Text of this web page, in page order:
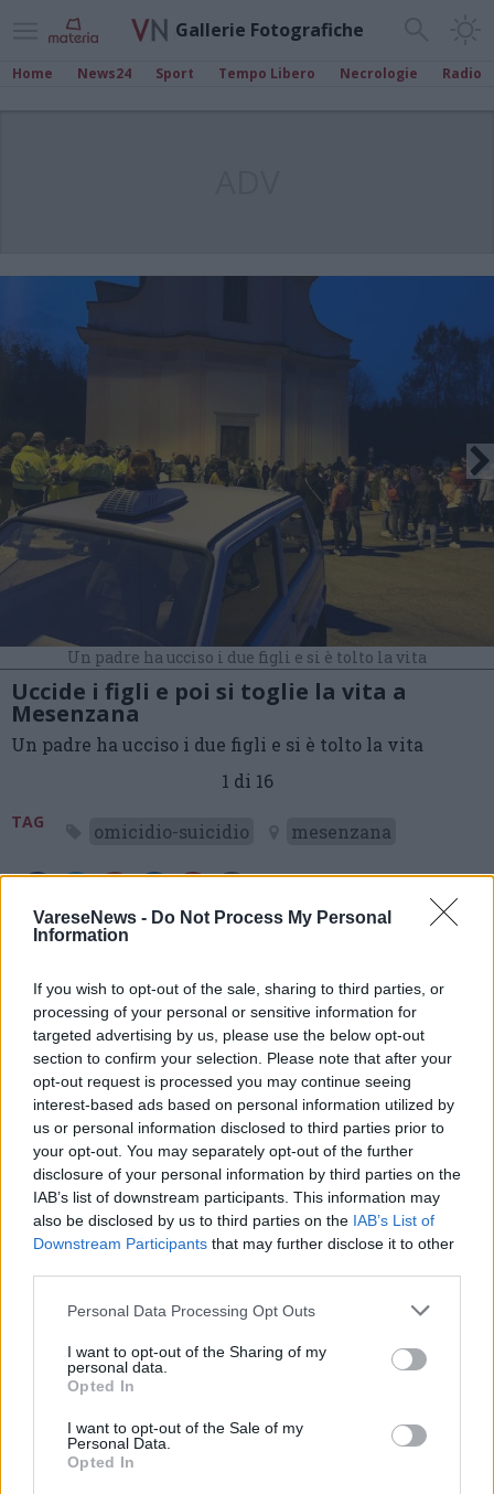
VareseNews - Do Not Process My Personal
Information
If you wish to opt-out of the sale, sharing to third parties, or
processing of your personal or sensitive information for
targeted advertising by us, please use the below opt-out
section to confirm your selection. Please note that after your
opt-out request is processed you may continue seeing
interest-based ads based on personal information utilized by
us or personal information disclosed to third parties prior to
your opt-out. You may separately opt-out of the further
disclosure of your personal information by third parties on the
IAB’s list of downstream participants. This information may
also be disclosed by us to third parties on the IAB’s List of
Downstream Participants that may further disclose it to other
Personal Data Processing Opt Outs
I want to opt-out of the Sharing of my
personal data.
Opted In
I want to opt-out of the Sale of my
Personal Data.
Opted In
Gallerie Fotografiche
Home News24 Sport Tempo Libero Necrologie Radio
Un padre ha ucciso i due figli e si è tolto la vita
Uccide i figli e poi si toglie la vita a
Mesenzana
Un padre ha ucciso i due figli e si è tolto la vita
1 di 16
TAG omicidio-suicidio mesenzana
Leggi l'articolo:
Soffriva di problemi psichiatrici e tormentava la moglie
l’uomo che ha ucciso i suoi figli a Mesenzana
Mesenzana, lutto cittadino per l’addio a Giada e Alessio
ADV
Commenti
Accedi o